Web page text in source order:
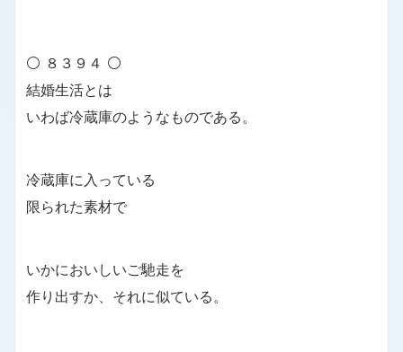
⚪ ８３９４ ⚪
結婚生活とは
いわば冷蔵庫のようなものである。
冷蔵庫に入っている
限られた素材で
いかにおいしいご馳走を
作り出すか、それに似ている。